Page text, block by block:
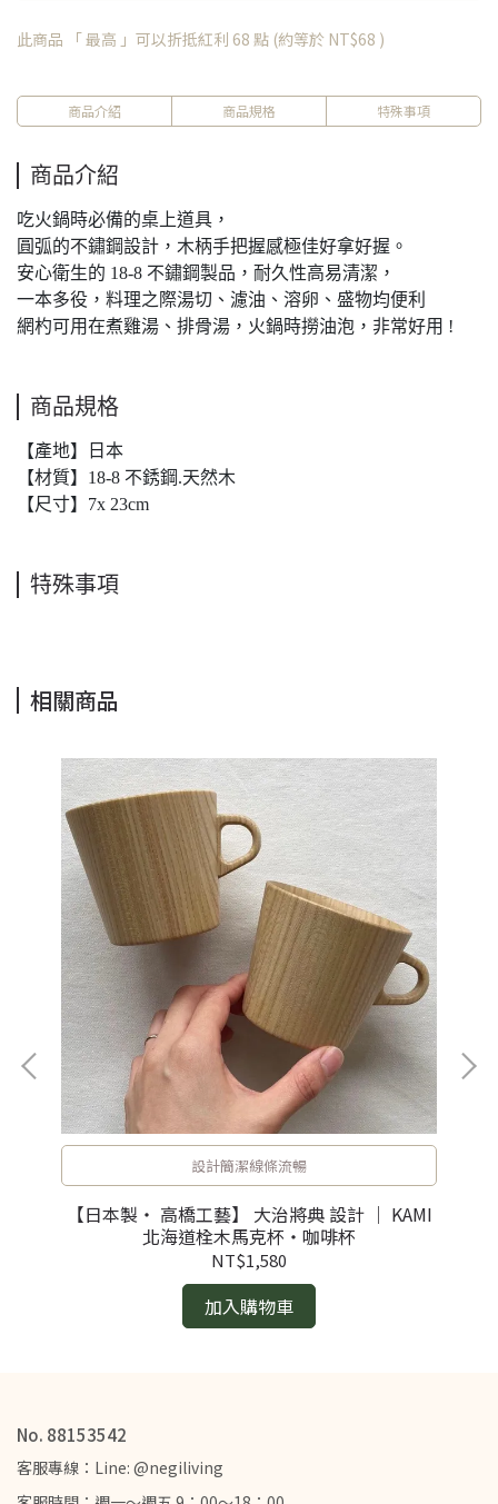
此商品 「 最高 」可以折抵紅利 68 點 (約等於 NT$68 )
商品介紹 商品規格 特殊事項
商品介紹
吃火鍋時必備的桌上道具，
圓弧的不鏽鋼設計，木柄手把握感極佳好拿好握。
安心衛生的 18-8 不鏽鋼製品，耐久性高易清潔，
一本多役，料理之際湯切、濾油、溶卵、盛物均便利
網杓可用在煮雞湯、排骨湯，火鍋時撈油泡，非常好用 !
商品規格
【產地】日本
【材質】18-8 不銹鋼.天然木
【尺寸】7x 23cm
特殊事項
相關商品
設計簡潔線條流暢
【日本製・ 高橋工藝】 大治將典 設計 ｜ KAMI
北海道栓木馬克杯・咖啡杯
NT$1,580
加入購物車
No. 88153542
客服專線：Line: @negiliving